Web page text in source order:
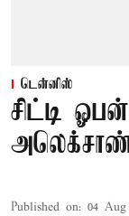
டென்னிஸ்
சிட்டி
Published on: 04 Aug